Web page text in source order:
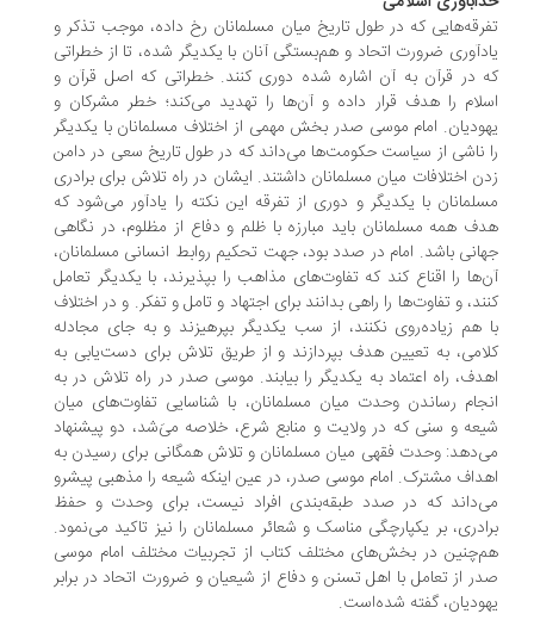
تفرقه‌هایی که در طول تاریخ میان مسلمانان رخ داده، موجب تذکر و
یادآوری ضرورت اتحاد و هم‌بستگی آنان با یکدیگر شده، تا از خطراتی
که در قرآن به آن اشاره شده دوری کنند. خطراتی که اصل قرآن و
اسلام را هدف قرار داده و آن‌ها را تهدید می‌کند؛ خطر مشرکان و
یهودیان. امام موسی صدر بخش مهمی از اختلاف مسلمانان با یکدیگر
را ناشی از سیاست حکومت‌ها می‌داند که در طول تاریخ سعی در دامن
زدن اختلافات میان مسلمانان داشتند. ایشان در راه تلاش برای برادری
مسلمانان با یکدیگر و دوری از تفرقه این نکته را یادآور می‌شود که
هدف همه مسلمانان باید مبارزه با ظلم و دفاع از مظلوم، در نگاهی
جهانی باشد. امام در صدد بود، جهت تحکیم روابط انسانی مسلمانان،
آن‌ها را اقناع کند که تفاوت‌های مذاهب را بپذیرند، با یکدیگر تعامل
کنند، و تفاوت‌ها را راهی بدانند برای اجتهاد و تامل و تفکر. و در اختلاف
با هم زیاده‌روی نکنند، از سب یکدیگر بپرهیزند و به جای مجادله
کلامی، به تعیین هدف بپردازند و از طریق تلاش برای دست‌یابی به
اهدف، راه اعتماد به یکدیگر را بیابند. موسی صدر در راه تلاش در به
انجام رساندن وحدت میان مسلمانان، با شناسایی تفاوت‌های میان
شیعه و سنی که در ولایت و منابع شرع، خلاصه می‌َشد، دو پیشنهاد
می‌دهد: وحدت فقهی میان مسلمانان و تلاش همگانی برای رسیدن به
اهداف مشترک. امام موسی صدر، در عین اینکه شیعه را مذهبی پیشرو
می‌داند که در صدد طبقه‌بندی افراد نیست، برای وحدت و حفظ
برادری، بر یکپارچگی مناسک و شعائر مسلمانان را نیز تاکید می‌نمود.
هم‌چنین در بخش‌های مختلف کتاب از تجربیات مختلف امام موسی
صدر از تعامل با اهل تسنن و دفاع از شیعیان و ضرورت اتحاد در برابر
یهودیان، گفته شده‌است.